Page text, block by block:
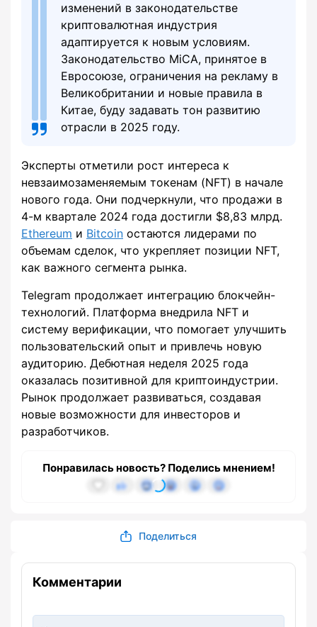
изменений в законодательстве
криптовалютная индустрия
адаптируется к новым условиям.
Законодательство MiCA, принятое в
Евросоюзе, ограничения на рекламу в
Великобритании и новые правила в
Китае, буду задавать тон развитию
отрасли в 2025 году.
Эксперты отметили рост интереса к
невзаимозаменяемым токенам (NFT) в начале
нового года. Они подчеркнули, что продажи в
4-м квартале 2024 года достигли $8,83 млрд.
Ethereum и Bitcoin остаются лидерами по
объемам сделок, что укрепляет позиции NFT,
как важного сегмента рынка.
Telegram продолжает интеграцию блокчейн-
технологий. Платформа внедрила NFT и
систему верификации, что помогает улучшить
пользовательский опыт и привлечь новую
аудиторию. Дебютная неделя 2025 года
оказалась позитивной для криптоиндустрии.
Рынок продолжает развиваться, создавая
новые возможности для инвесторов и
разработчиков.
Понравилась новость? Поделись мнением!
Поделиться
Комментарии